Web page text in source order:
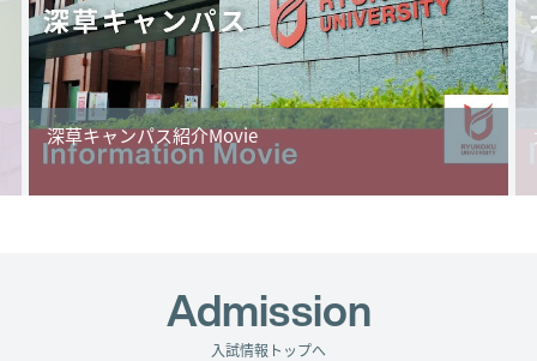
深草キャンパス紹介Movie
Admission
入試情報トップへ